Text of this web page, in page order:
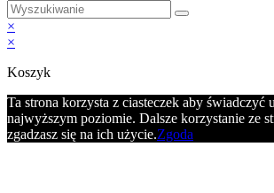
×
×
Koszyk
Ta strona korzysta z ciasteczek aby świadczyć
najwyższym poziomie. Dalsze korzystanie ze
zgadzasz się na ich użycie.Zgoda